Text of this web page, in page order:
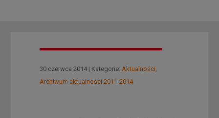
30 czerwca 2014 | Kategorie: Aktualności
Archiwum aktualności 2011-2014